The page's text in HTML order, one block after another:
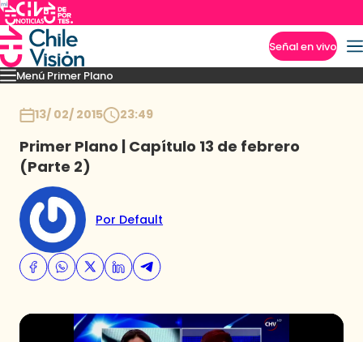
Señal en vivo
Menú Primer Plano
Capítulos Momentos Podcast Novedades
13/ 02/ 2015 23:49
Primer Plano | Capítulo 13 de febrero
(Parte 2)
Por Default
Imperdibles